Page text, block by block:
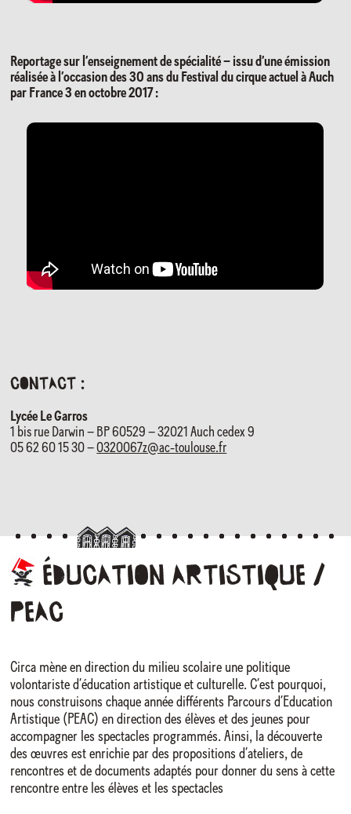
Reportage sur l’enseignement de spécialité – issu d’une émission
réalisée à l’occasion des 30 ans du Festival du cirque actuel à Auch
par France 3 en octobre 2017 :
contact :
Lycée Le Garros
1 bis rue Darwin – BP 60529 – 32021 Auch cedex 9
05 62 60 15 30 –0320067z@ac-toulouse.fr
Éducation artistique /
PEAC
Circa mène en direction du milieu scolaire une politique
volontariste d’éducation artistique et culturelle. C’est pourquoi,
nous construisons chaque année différents Parcours d’Education
Artistique (PEAC) en direction des élèves et des jeunes pour
accompagner les spectacles programmés. Ainsi, la découverte
des œuvres est enrichie par des propositions d’ateliers, de
rencontres et de documents adaptés pour donner du sens à cette
rencontre entre les élèves et les spectacles